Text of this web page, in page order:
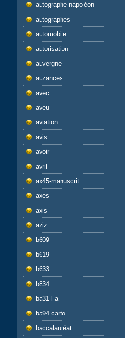
autographe-napoléon
autographes
automobile
autorisation
auvergne
auzances
avec
aveu
aviation
avis
avoir
avril
ax45-manuscrit
axes
axis
aziz
b609
b619
b633
b834
ba31-l-a
ba94-carte
baccalauréat